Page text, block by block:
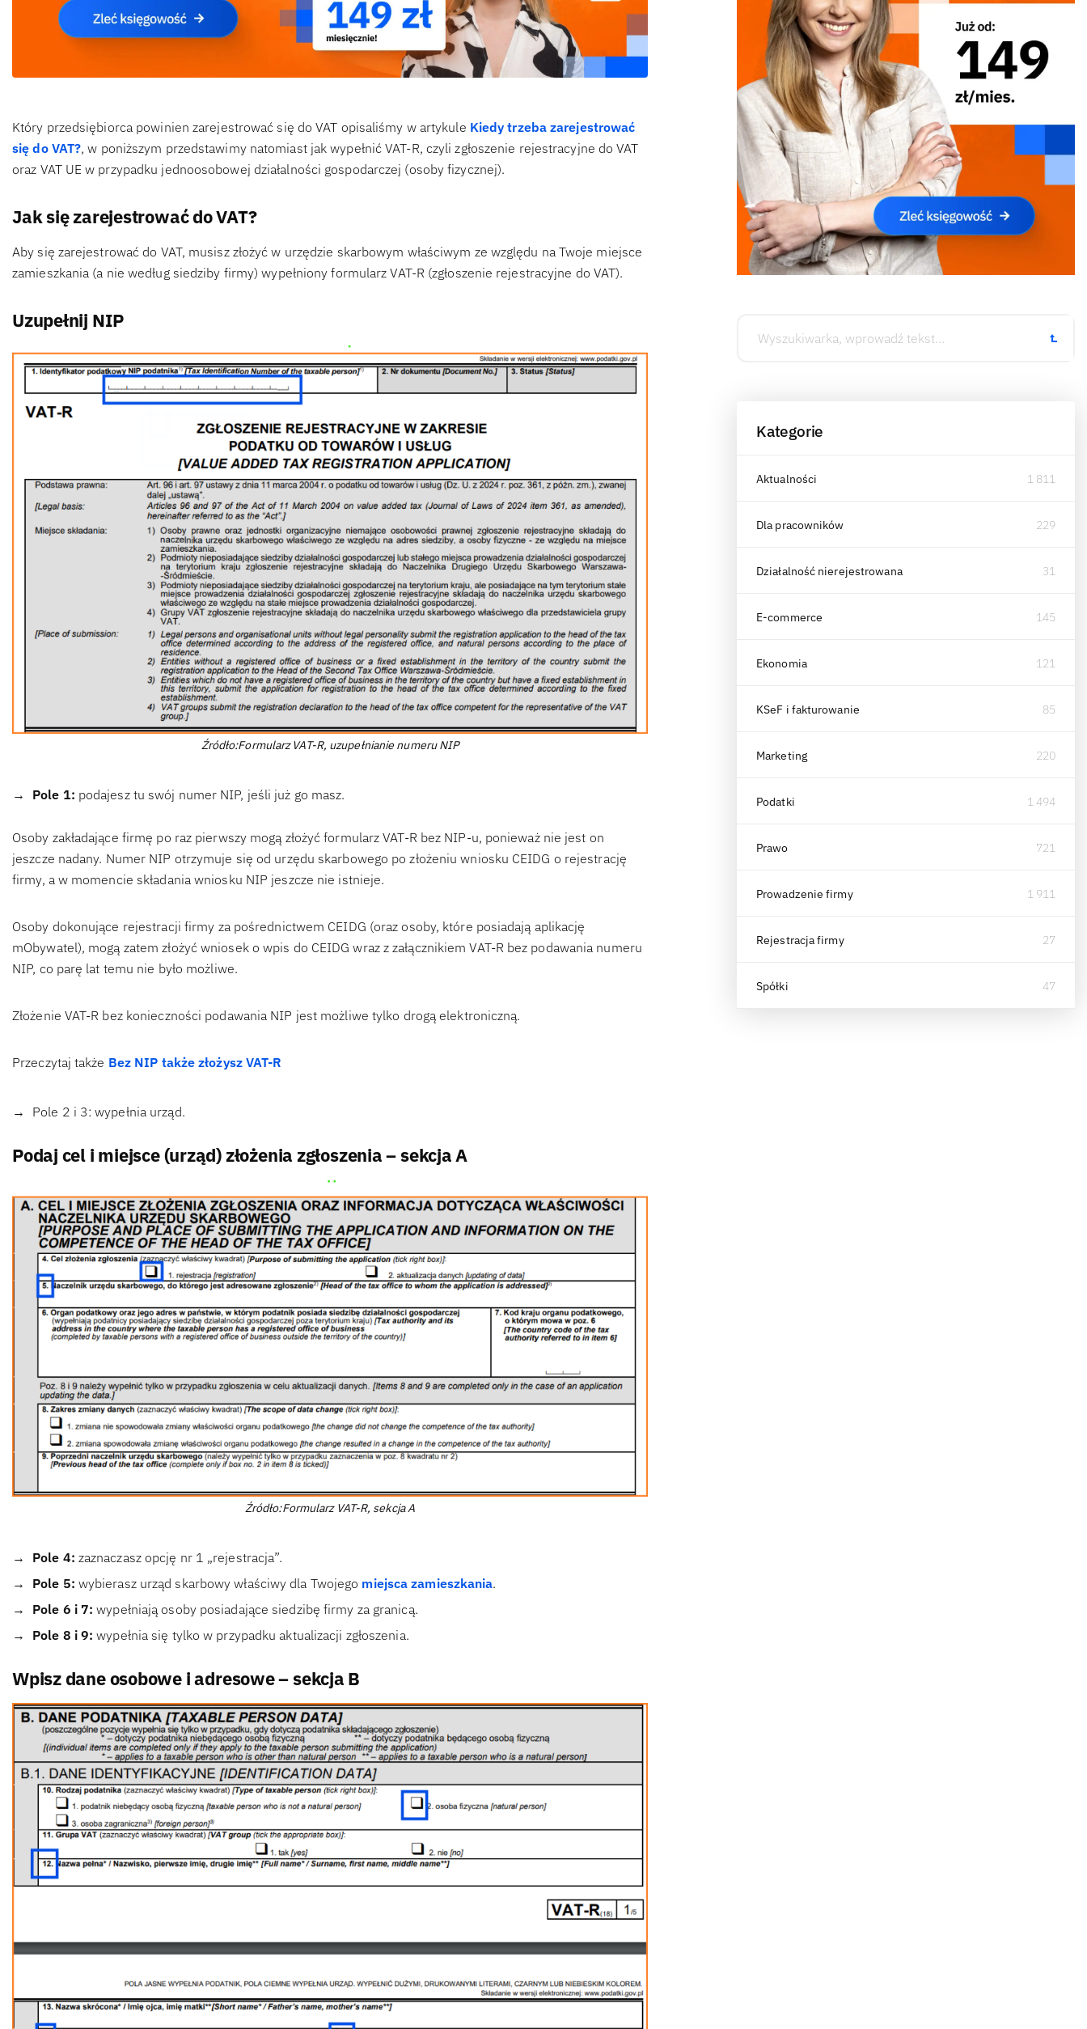
Który przedsiębiorca powinien zarejestrować się do VAT opisaliśmy w artykule Kiedy trzeba zarejestrować
się do VAT?, w poniższym przedstawimy natomiast jak wypełnić VAT-R, czyli zgłoszenie rejestracyjne do VAT
oraz VAT UE w przypadku jednoosobowej działalności gospodarczej (osoby fizycznej).
Jak się zarejestrować do VAT?
Aby się zarejestrować do VAT, musisz złożyć w urzędzie skarbowym właściwym ze względu na Twoje miejsce
zamieszkania (a nie według siedziby firmy) wypełniony formularz VAT-R (zgłoszenie rejestracyjne do VAT).
Uzupełnij NIP
Źródło:Formularz VAT-R, uzupełnianie numeru NIP
Pole 1: podajesz tu swój numer NIP, jeśli już go masz.
Osoby zakładające firmę po raz pierwszy mogą złożyć formularz VAT-R bez NIP-u, ponieważ nie jest on
jeszcze nadany. Numer NIP otrzymuje się od urzędu skarbowego po złożeniu wniosku CEIDG o rejestrację
firmy, a w momencie składania wniosku NIP jeszcze nie istnieje.
Osoby dokonujące rejestracji firmy za pośrednictwem CEIDG (oraz osoby, które posiadają aplikację
mObywatel), mogą zatem złożyć wniosek o wpis do CEIDG wraz z załącznikiem VAT-R bez podawania numeru
NIP, co parę lat temu nie było możliwe.
Złożenie VAT-R bez konieczności podawania NIP jest możliwe tylko drogą elektroniczną.
Przeczytaj także Bez NIP także złożysz VAT-R
Pole 2 i 3: wypełnia urząd.
Podaj cel i miejsce (urząd) złożenia zgłoszenia – sekcja A
Źródło:Formularz VAT-R, sekcja A
Pole 4: zaznaczasz opcję nr 1 „rejestracja”.
Pole 5: wybierasz urząd skarbowy właściwy dla Twojego miejsca zamieszkania.
Pole 6 i 7: wypełniają osoby posiadające siedzibę firmy za granicą.
Pole 8 i 9: wypełnia się tylko w przypadku aktualizacji zgłoszenia.
Wpisz dane osobowe i adresowe – sekcja B
Kategorie
Aktualności 1 811
Dla pracowników 229
Działalność nierejestrowana 31
E-commerce 145
Ekonomia 121
KSeF i fakturowanie 85
Marketing 220
Podatki 1 494
Prawo 721
Prowadzenie firmy 1 911
Rejestracja firmy 27
Spółki 47